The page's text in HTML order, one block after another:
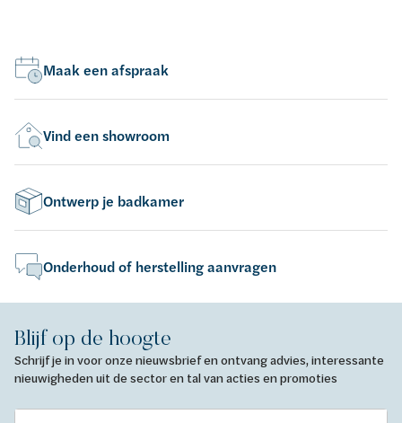
Maak een afspraak
Vind een showroom
Ontwerp je badkamer
Onderhoud of herstelling aanvragen
Blijf op de hoogte
Schrijf je in voor onze nieuwsbrief en ontvang advies, interessante
nieuwigheden uit de sector en tal van acties en promoties